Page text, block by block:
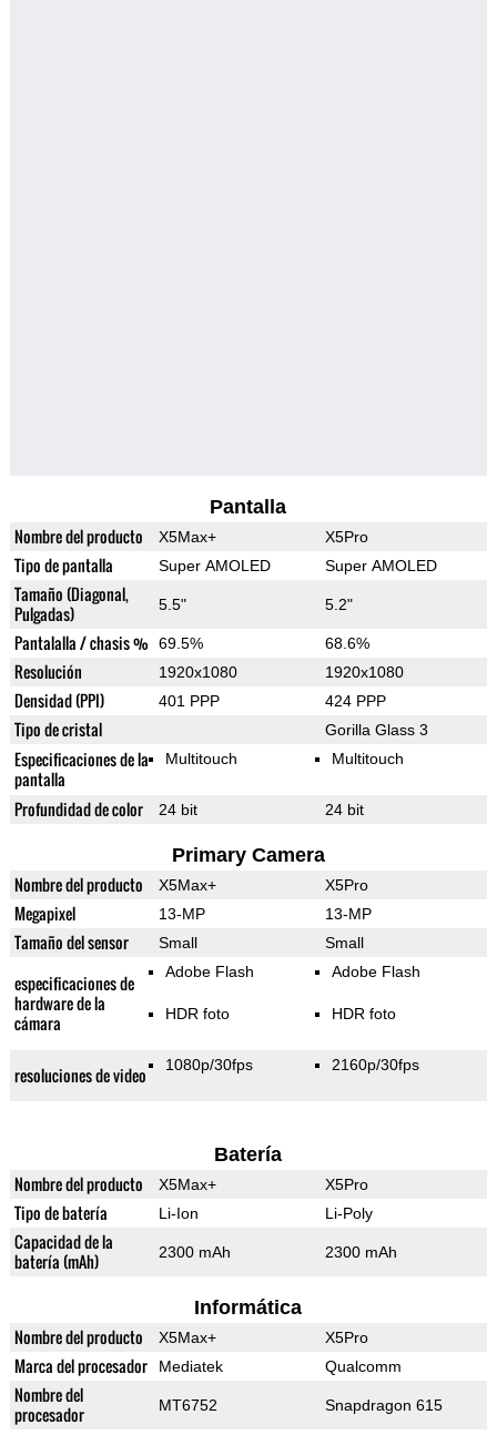
Pantalla
Nombre del producto X5Max+ X5Pro
Tipo de pantalla Super AMOLED Super AMOLED
Tamaño (Diagonal,
Pulgadas)
5.5" 5.2"
Pantalalla / chasis % 69.5% 68.6%
Resolución 1920x1080 1920x1080
Densidad (PPI) 401 PPP 424 PPP
Tipo de cristal Gorilla Glass 3
Especificaciones de la
pantalla
Multitouch Multitouch
Profundidad de color 24 bit 24 bit
Primary Camera
Nombre del producto X5Max+ X5Pro
Megapixel 13-MP 13-MP
Tamaño del sensor Small Small
especificaciones de
hardware de la
cámara
Adobe Flash
HDR foto
Adobe Flash
HDR foto
resoluciones de video 1080p/30fps 2160p/30fps
Batería
Nombre del producto X5Max+ X5Pro
Tipo de batería Li-Ion Li-Poly
Capacidad de la
batería (mAh)
2300 mAh 2300 mAh
Informática
Nombre del producto X5Max+ X5Pro
Marca del procesador Mediatek Qualcomm
Nombre del
procesador
MT6752 Snapdragon 615